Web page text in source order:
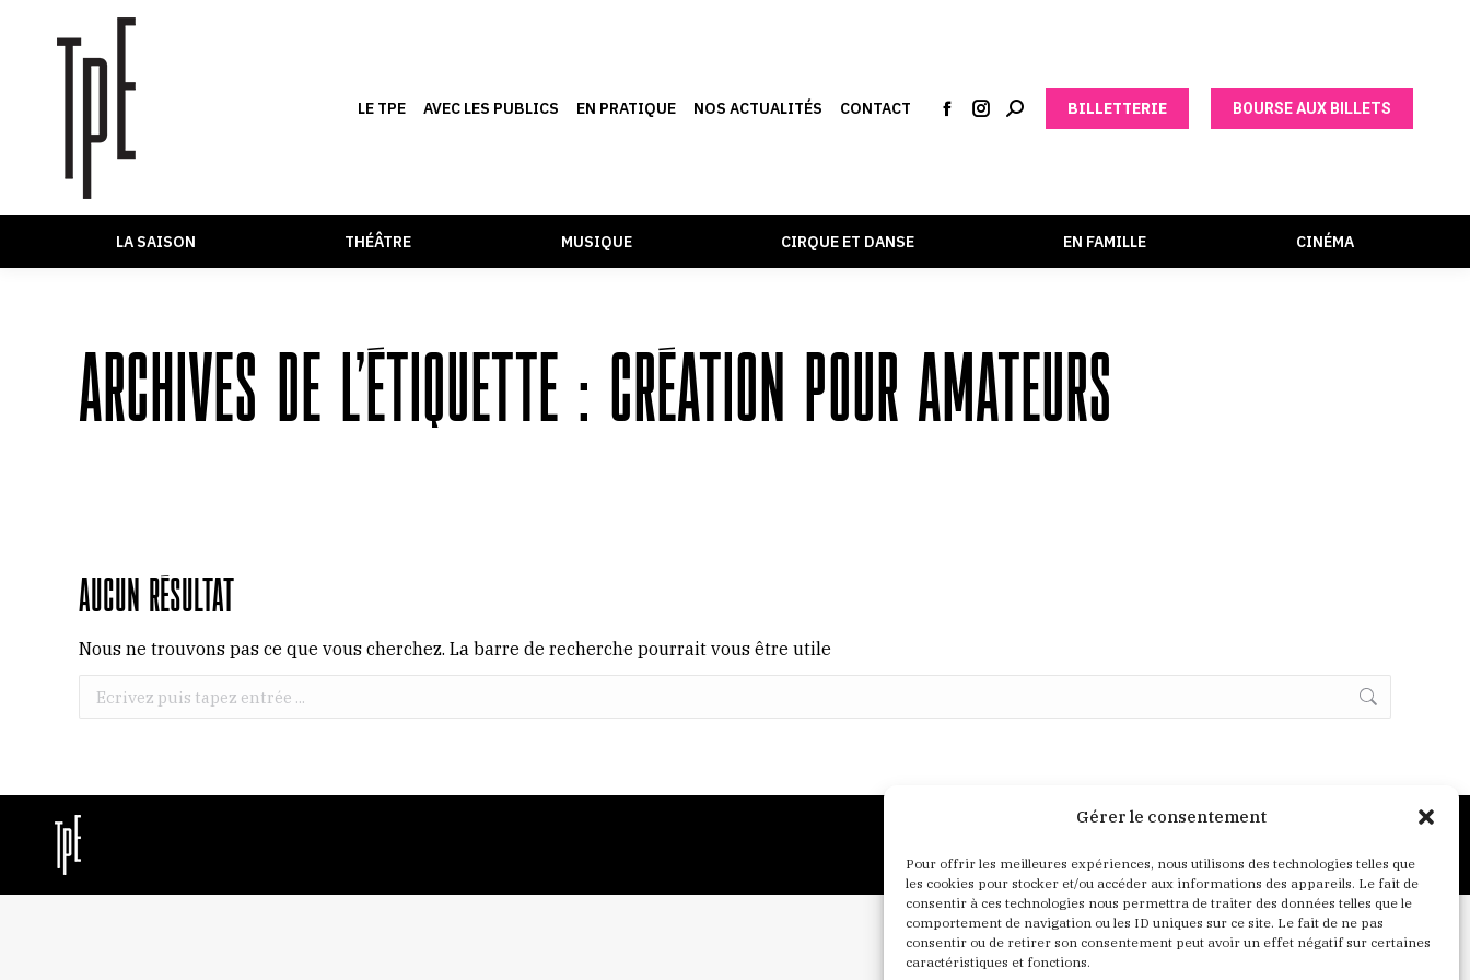
Gérer le consentement
Pour offrir les meilleures expériences, nous utilisons des technologies telles que
les cookies pour stocker et/ou accéder aux informations des appareils. Le fait de
consentir à ces technologies nous permettra de traiter des données telles que le
comportement de navigation ou les ID uniques sur ce site. Le fait de ne pas
consentir ou de retirer son consentement peut avoir un effet négatif sur certaines
caractéristiques et fonctions.
LE TPE AVEC LES PUBLICS EN PRATIQUE NOS ACTUALITÉS CONTACT BILLETTERIE BOURSE AUX BILLETS
LA SAISON THÉÂTRE MUSIQUE CIRQUE ET DANSE EN FAMILLE CINÉMA
ARCHIVES DE L’ÉTIQUETTE : CRÉATION POUR AMATEURS
Aucun résultat
Nous ne trouvons pas ce que vous cherchez. La barre de recherche pourrait vous être utile
Recherche
: